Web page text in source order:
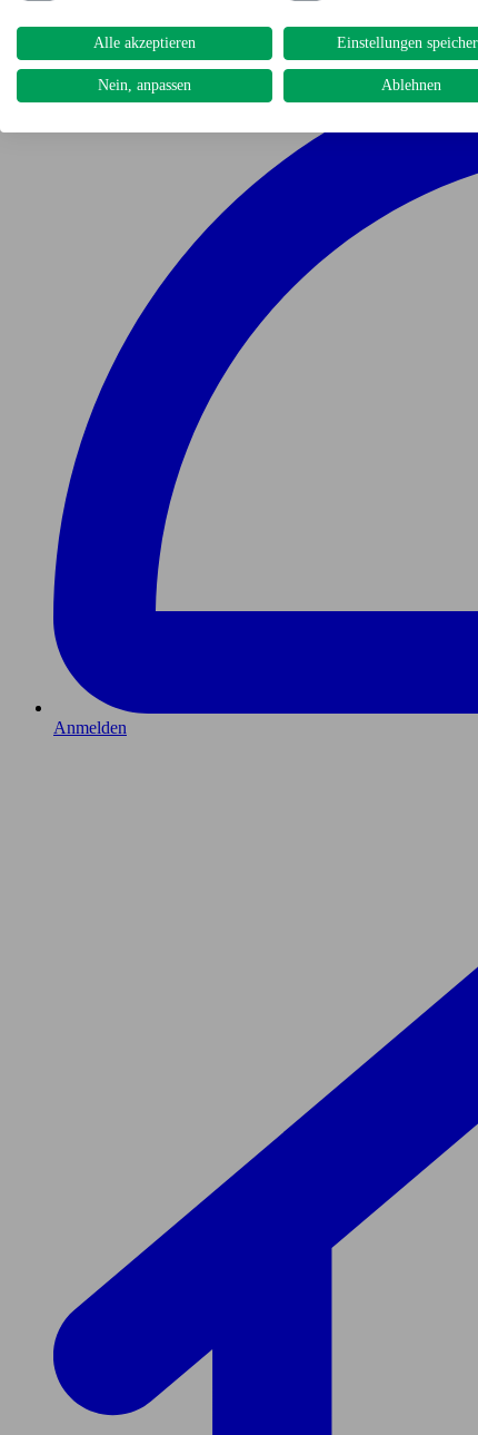
Anmelden
Alle akzeptieren Einstellungen
Nein, anpassen Ablehnen